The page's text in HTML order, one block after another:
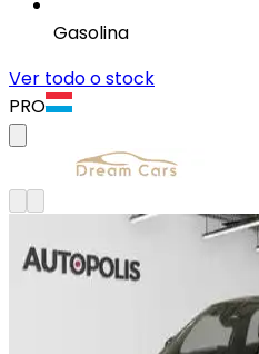
Gasolina
Ver todo o stock
PRO